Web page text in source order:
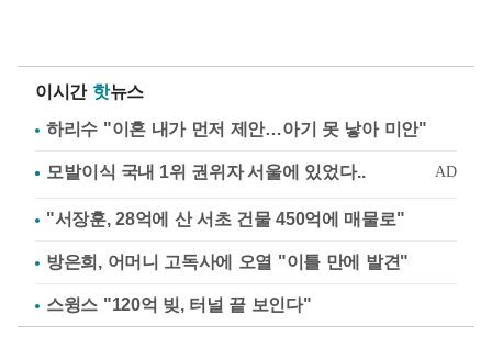
이시간 핫뉴스
하리수 "이혼 내가 먼저 제안…아기 못 낳아 미안"
"서장훈, 28억에 산 서초 건물 450억에 매물로"
방은희, 어머니 고독사에 오열 "이틀 만에 발견"
스윙스 "120억 빚, 터널 끝 보인다"